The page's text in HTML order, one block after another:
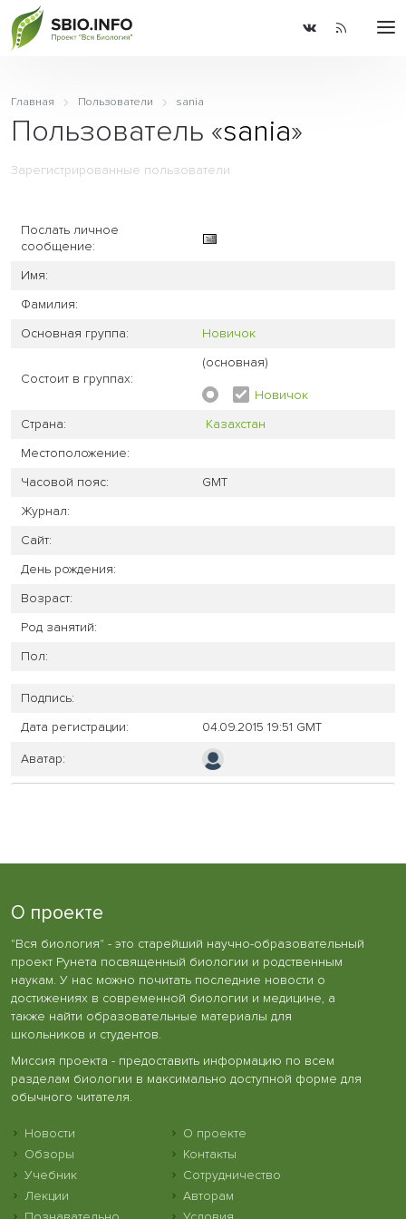
Главная Пользователи sania
Пользователь «sania»
Зарегистрированные пользователи
Послать личное
сообщение:
Имя:
Фамилия:
Основная группа:
Новичок
Состоит в группах:
(основная)
Новичок
Страна:
Казахстан
Местоположение:
Часовой пояс:
GMT
Журнал:
Сайт:
День рождения:
Возраст:
Род занятий:
Пол:
Подпись:
Дата регистрации:
04.09.2015 19:51 GMT
Аватар:
О проекте
"Вся биология" - это старейший научно-образовательный
проект Рунета посвященный биологии и родственным
наукам. У нас можно почитать последние новости о
достижениях в современной биологии и медицине, а
также найти образовательные материалы для
школьников и студентов.
Миссия проекта - предоставить информацию по всем
разделам биологии в максимально доступной форме для
обычного читателя.
Новости
Обзоры
Учебник
Лекции
О проекте
Контакты
Сотрудничество
Авторам